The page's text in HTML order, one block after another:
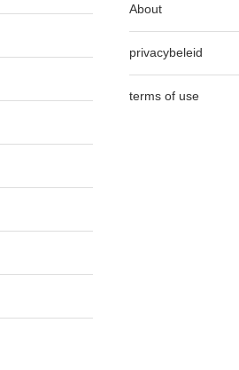
About
privacybeleid
terms of use